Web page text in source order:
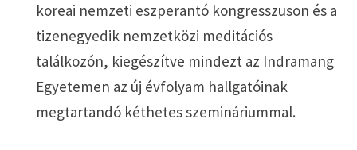
koreai nemzeti eszperantó kongresszuson és a
tizenegyedik nemzetközi meditációs
találkozón, kiegészítve mindezt az Indramang
Egyetemen az új évfolyam hallgatóinak
megtartandó kéthetes szemináriummal.